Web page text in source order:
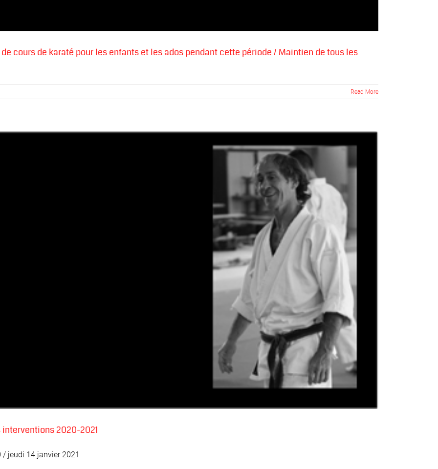
cours de karaté pour les enfants et les ados pendant cette période / Maintien de tous les
Read More
interventions 2020-2021
jeudi 14 janvier 2021